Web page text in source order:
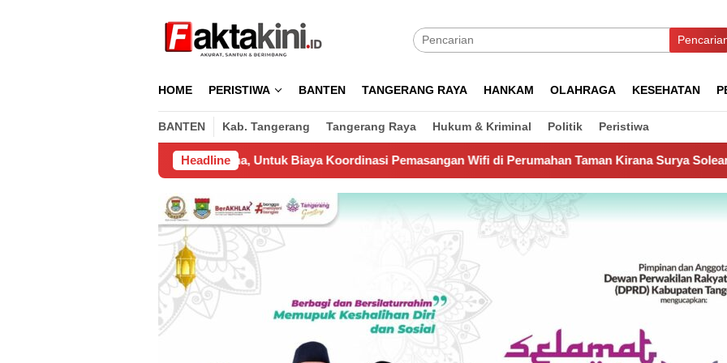
HOME PERISTIWA BANTEN TANGERANG RAYA HANKAM OLAHRAGA KESEHATAN
BANTEN Kab. Tangerang Tangerang Raya Hukum & Kriminal Politik Peristiwa
Headline
Pengusaha, Untuk Biaya Koordinasi Pemasangan Wifi di Perumahan Taman Kirana Surya Solear Spanyol